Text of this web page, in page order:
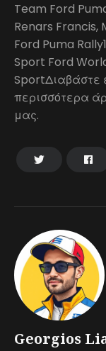
Georgios
Team Ford
Renars Francis,
Ford Puma
Sport Ford
SportΔιαβάστε
περισσότερα
μας.